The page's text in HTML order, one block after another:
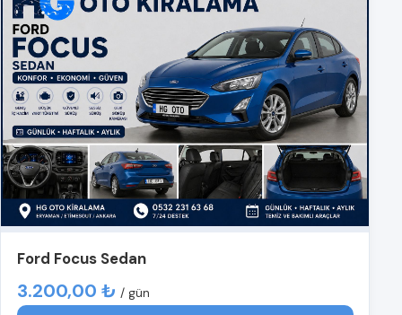
Ford Focus Sedan
3.200,00 ₺ / gün